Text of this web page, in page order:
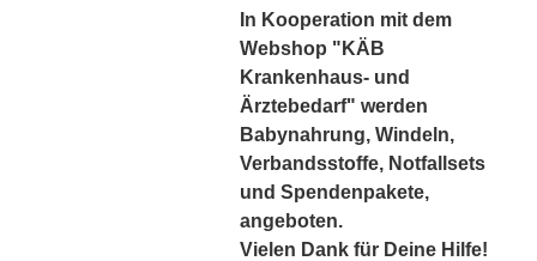
In Kooperation mit dem
Webshop "KÄB
Krankenhaus- und
Ärztebedarf" werden
Babynahrung, Windeln,
Verbandsstoffe, Notfallsets
und Spendenpakete,
angeboten.
Vielen Dank für Deine Hilfe!